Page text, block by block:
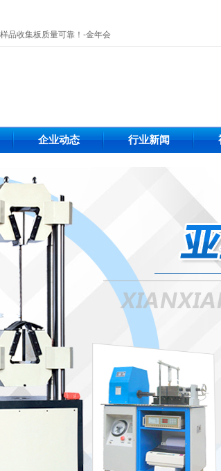
品收集板质量可靠！-金年会
企业动态 行业新闻